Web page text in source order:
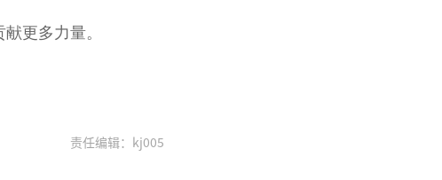
更多力量。
责任编辑：kj005